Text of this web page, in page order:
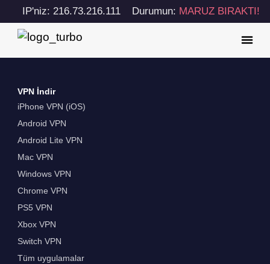
IP'niz: 216.73.216.111 Durumun: MARUZ BIRAKTI!
VPN İndir
iPhone VPN (iOS)
Android VPN
Android Lite VPN
Mac VPN
Windows VPN
Chrome VPN
PS5 VPN
Xbox VPN
Switch VPN
Tüm uygulamalar